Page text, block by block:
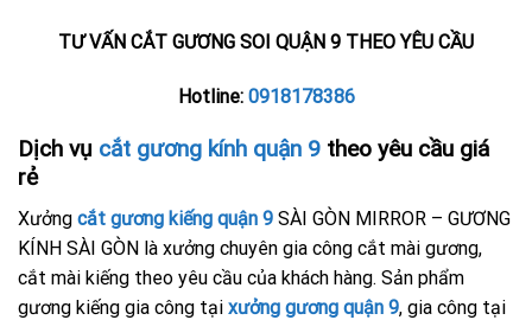
TƯ VẤN CẮT GƯƠNG SOI QUẬN 9 THEO YÊU CẦU
Hotline: 0918178386
Dịch vụ cắt gương kính quận 9 theo yêu cầu giá
rẻ
Xưởng cắt gương kiếng quận 9 SÀI GÒN MIRROR – GƯƠNG
KÍNH SÀI GÒN là xưởng chuyên gia công cắt mài gương,
cắt mài kiếng theo yêu cầu của khách hàng. Sản phẩm
gương kiếng gia công tại xưởng gương quận 9, gia công tại